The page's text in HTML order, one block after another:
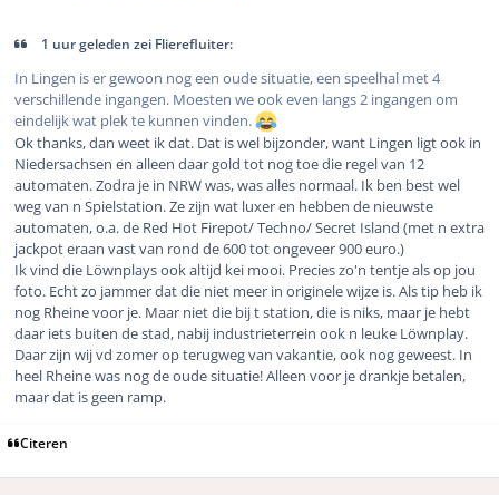
1 uur geleden zei Flierefluiter:
In Lingen is er gewoon nog een oude situatie, een speelhal met 4
verschillende ingangen. Moesten we ook even langs 2 ingangen om
eindelijk wat plek te kunnen vinden.
Ok thanks, dan weet ik dat. Dat is wel bijzonder, want Lingen ligt ook in
Niedersachsen en alleen daar gold tot nog toe die regel van 12
automaten. Zodra je in NRW was, was alles normaal. Ik ben best wel
weg van n Spielstation. Ze zijn wat luxer en hebben de nieuwste
automaten, o.a. de Red Hot Firepot/ Techno/ Secret Island (met n extra
jackpot eraan vast van rond de 600 tot ongeveer 900 euro.)
Ik vind die Löwnplays ook altijd kei mooi. Precies zo'n tentje als op jou
foto. Echt zo jammer dat die niet meer in originele wijze is. Als tip heb ik
nog Rheine voor je. Maar niet die bij t station, die is niks, maar je hebt
daar iets buiten de stad, nabij industrieterrein ook n leuke Löwnplay.
Daar zijn wij vd zomer op terugweg van vakantie, ook nog geweest. In
heel Rheine was nog de oude situatie! Alleen voor je drankje betalen,
maar dat is geen ramp.
Citeren